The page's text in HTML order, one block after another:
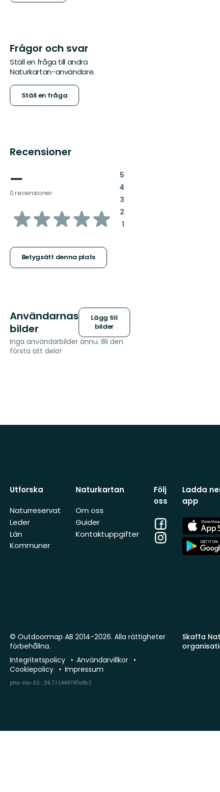
Frågor och svar
Ställ en fråga till andra
Naturkartan-användare.
Ställ en fråga
Recensioner
—
0 recensioner
av
stjärnor
Betygsätt denna plats
5:
4:
3:
2:
1:
Användarnas
bilder
Lägg till
bilder
Inga användarbilder ännu. Bli den
första att dela!
Utforska
Naturreservat
Leder
Län
Kommuner
Naturkartan
Om oss
Guider
Kontaktuppgifter
Följ
oss
Facebook
Instagram
Ladda
app
App
Store
App
Store
Skaffa
© Outdoormap AB 2014-2026. Alla rättigheter
förbehållna.
Integritetspolicy
Användarvillkor
Cookiepolicy
Impressum
phx-sto-02 · 26.7.1 (449747a8c)